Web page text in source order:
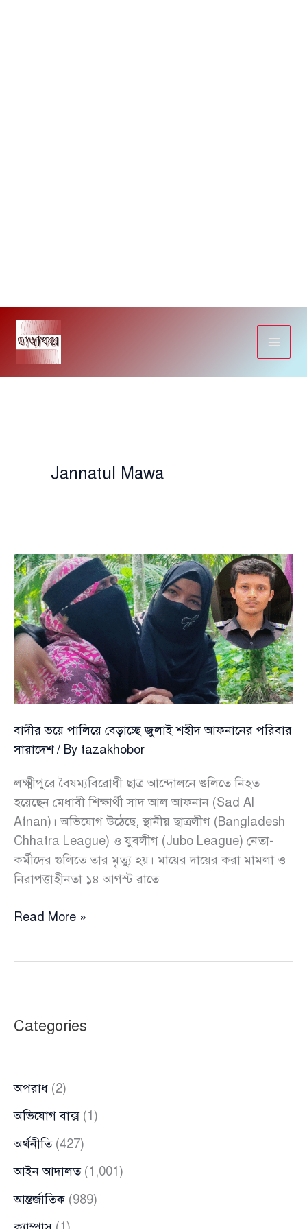
Skip
content
Jannatul Mawa
বাদীর ভয়ে পালিয়ে বেড়াচ্ছে জুলাই শহীদ আফনানের পরিবার
সারাদেশ/ By tazakhobor
লক্ষ্মীপুরে বৈষম্যবিরোধী ছাত্র আন্দোলনে গুলিতে নিহত
হয়েছেন মেধাবী শিক্ষার্থী সাদ আল আফনান (Sad Al
Afnan)। অভিযোগ উঠেছে, স্থানীয় ছাত্রলীগ (Bangladesh
Chhatra League) ও যুবলীগ (Jubo League) নেতা-
কর্মীদের গুলিতে তার মৃত্যু হয়। মায়ের দায়ের করা মামলা ও
নিরাপত্তাহীনতা ১৪ আগস্ট রাতে
বাদীর
আফনানের
Read More »
Categories
অপরাধ (2)
অভিযোগ বাক্স(1)
অর্থনীতি(427)
আইন আদালত(1,001)
আন্তর্জাতিক (989)